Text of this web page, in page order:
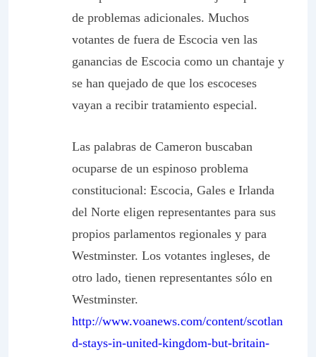
de problemas adicionales. Muchos
votantes de fuera de Escocia ven las
ganancias de Escocia como un chantaje y
se han quejado de que los escoceses
vayan a recibir tratamiento especial.
Las palabras de Cameron buscaban
ocuparse de un espinoso problema
constitucional: Escocia, Gales e Irlanda
del Norte eligen representantes para sus
propios parlamentos regionales y para
Westminster. Los votantes ingleses, de
otro lado, tienen representantes sólo en
Westminster.
http://www.voanews.com/content/scotlan
d-stays-in-united-kingdom-but-britain-